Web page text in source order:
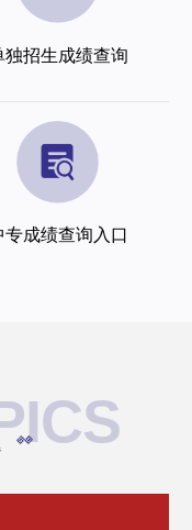
独招生成绩查询
专成绩查询入口